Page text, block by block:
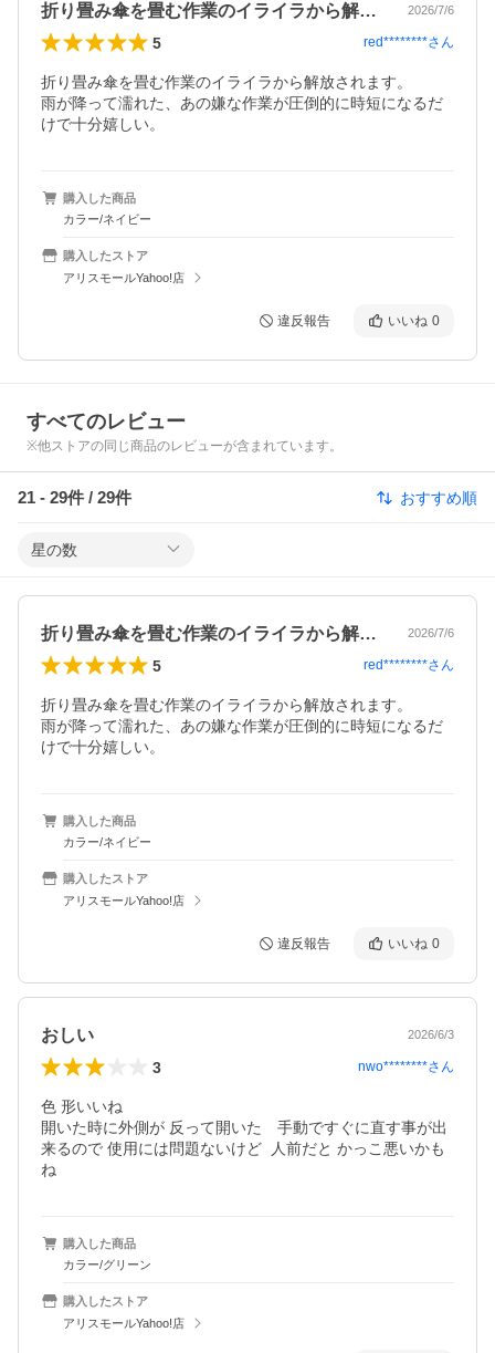
折り畳み傘を畳む作業のイライラから解放… 2026/7/6
5 red********さん
折り畳み傘を畳む作業のイライラから解放されます。
雨が降って濡れた、あの嫌な作業が圧倒的に時短になるだ
けで十分嬉しい。
購入した商品
カラー/ネイビー
購入したストア
アリスモールYahoo!店
違反報告 いいね 0
すべてのレビュー
※他ストアの同じ商品のレビューが含まれています。
21 - 29件 / 29件 おすすめ順
星の数
折り畳み傘を畳む作業のイライラから解放… 2026/7/6
5 red********さん
折り畳み傘を畳む作業のイライラから解放されます。
雨が降って濡れた、あの嫌な作業が圧倒的に時短になるだ
けで十分嬉しい。
購入した商品
カラー/ネイビー
購入したストア
アリスモールYahoo!店
違反報告 いいね 0
おしい 2026/6/3
3 nwo********さん
色 形いいね
開いた時に外側が 反って開いた　手動ですぐに直す事が出
来るので 使用には問題ないけど  人前だと かっこ悪いかも
ね
購入した商品
カラー/グリーン
購入したストア
アリスモールYahoo!店